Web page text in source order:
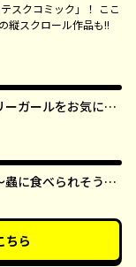
スクコミック」！ ここ
縦スクロール作品も!!
ーガールをお気に召
蟲に食べられそうに
タテスク】
ちら